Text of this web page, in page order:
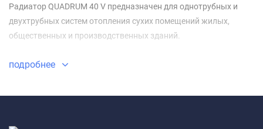
Радиатор QUADRUM 40 V предназначен для однотрубных и
двухтрубных систем отопления сухих помещений жилых,
общественных и производственных зданий.
подробнее